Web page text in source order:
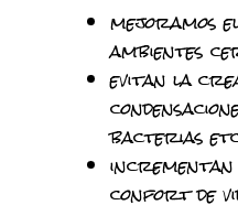
mejoramos
ambientes
evitan la
bacterias
confort de